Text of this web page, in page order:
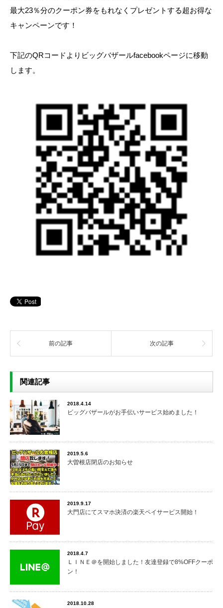
最大23％分のクーポン券をもれなくプレゼントする超お得な
キャンペーンです！
下記のQRコードよりビッグバザールfacebookページに移動
します。
前の記事 次の記事
関連記事
2018.4.14
ビッグバザールがお手伝いサービス始めました！
2019.5.6
大曽根店閉店のお知らせ
2019.9.17
大門店にてスマホ決済の楽天ペイサービス開始！
2018.4.7
ＬＩＮＥ＠を開始しました！友達登録で8%OFFクーポ
ン！
2018.10.28